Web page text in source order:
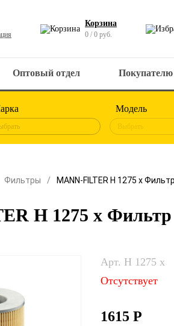
Корзина
0 / 0 руб.
Оптовый отдел Покупателю
Модель
Выбрать
Фильтры MANN-FILTER H 1275 x
H 1275 x
Арт. H 1275 x
Отсутствует
1615 Р